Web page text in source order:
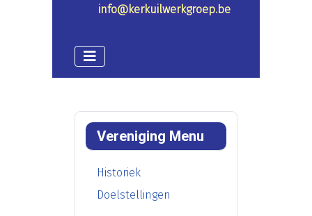
info@kerkuilwerkgroep.be
Vereniging Menu
Historiek
Doelstellingen